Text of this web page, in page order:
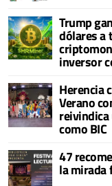
Trump
dólares a
inversor
Herencia
Verano
como BIC
47
la mirada